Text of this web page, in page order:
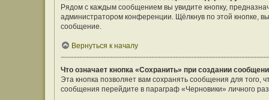
Рядом с каждым сообщением вы увидите кнопку,
администратором конференции. Щёлкнув по этой кнопке,
сообщение.
Вернуться к началу
Что означает кнопка «Сохранить» при создании
Эта кнопка позволяет вам сохранять сообщения для того,
сообщения перейдите в параграф «Черновики» личного